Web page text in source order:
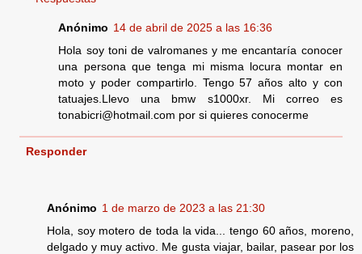
Anónimo 14 de abril de 2025 a las 16:36
Hola soy toni de valromanes y me encantaría conocer
una persona que tenga mi misma locura montar en
moto y poder compartirlo. Tengo 57 años alto y con
tatuajes.Llevo una bmw s1000xr. Mi correo es
tonabicri@hotmail.com por si quieres conocerme
Responder
Anónimo 1 de marzo de 2023 a las 21:30
Hola, soy motero de toda la vida... tengo 60 años, moreno,
delgado y muy activo. Me gusta viajar, bailar, pasear por los